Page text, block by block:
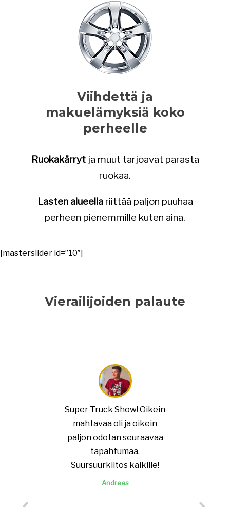
Viihdettä ja
makuelämyksiä koko
perheelle
Ruokakärrytja muut tarjoavat parasta
ruokaa.
Lasten alueellariittää paljon puuhaa
perheen pienemmille kuten aina.
[masterslider id=”10″]
Vierailijoiden palaute
Super Truck Show! Oikein
mahtavaa oli ja oikein
paljon odotan seuraavaa
tapahtumaa.
Suursuurkiitos kaikille!
Andreas